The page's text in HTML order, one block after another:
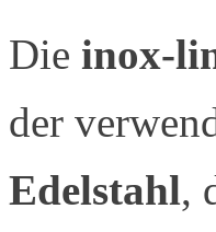
Die inox-
der
Edelstahl,